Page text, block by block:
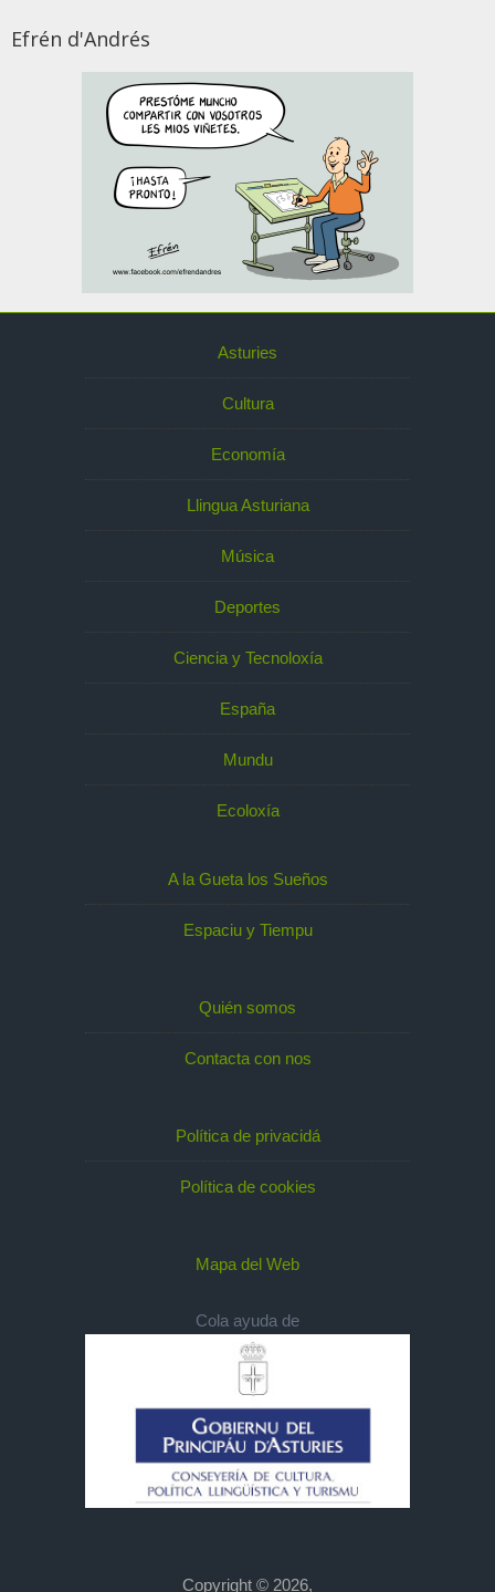
Efrén d'Andrés
Asturies
Cultura
Economía
Llingua Asturiana
Música
Deportes
Ciencia y Tecnoloxía
España
Mundu
Ecoloxía
A la Gueta los Sueños
Espaciu y Tiempu
Quién somos
Contacta con nos
Política de privacidá
Política de cookies
Mapa del Web
Cola ayuda de
Copyright © 2026,